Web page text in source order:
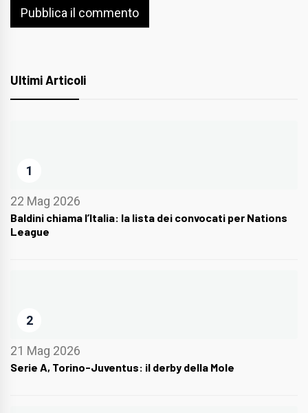
Ultimi Articoli
1
22 Mag 2026
Baldini chiama l’Italia: la lista dei convocati per Nations
League
2
21 Mag 2026
Serie A, Torino-Juventus: il derby della Mole